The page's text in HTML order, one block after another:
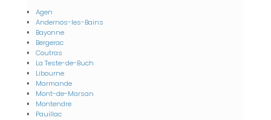
Agen
Andernos-les-Bains
Bayonne
Bergerac
Coutras
La Teste-de-Buch
Libourne
Marmande
Mont-de-Marsan
Montendre
Pauillac